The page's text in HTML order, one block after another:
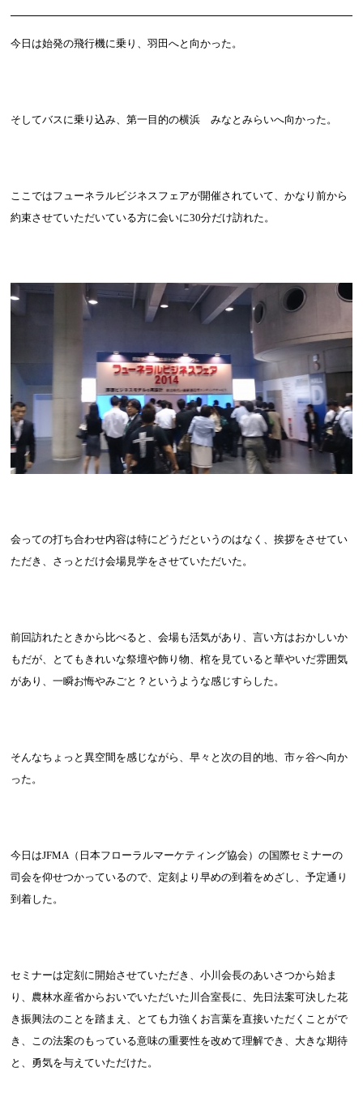
今日は始発の飛行機に乗り、羽田へと向かった。
そしてバスに乗り込み、第一目的の横浜 みなとみらいへ向かった。
ここではフューネラルビジネスフェアが開催されていて、かなり前から
約束させていただいている方に会いに30分だけ訪れた。
会っての打ち合わせ内容は特にどうだというのはなく、挨拶をさせてい
ただき、さっとだけ会場見学をさせていただいた。
前回訪れたときから比べると、会場も活気があり、言い方はおかしいか
もだが、とてもきれいな祭壇や飾り物、棺を見ていると華やいだ雰囲気
があり、一瞬お悔やみごと？というような感じすらした。
そんなちょっと異空間を感じながら、早々と次の目的地、市ヶ谷へ向か
った。
今日はJFMA （日本フローラルマーケティング協会）の国際セミナーの
司会を仰せつかっているので、定刻より早めの到着をめざし、予定通り
到着した。
セミナーは定刻に開始させていただき、小川会長のあいさつから始ま
り、農林水産省からおいでいただいた川合室長に、先日法案可決した花
き振興法のことを踏まえ、とても力強くお言葉を直接いただくことがで
き、この法案のもっている意味の重要性を改めて理解でき、大きな期待
と、勇気を与えていただけた。